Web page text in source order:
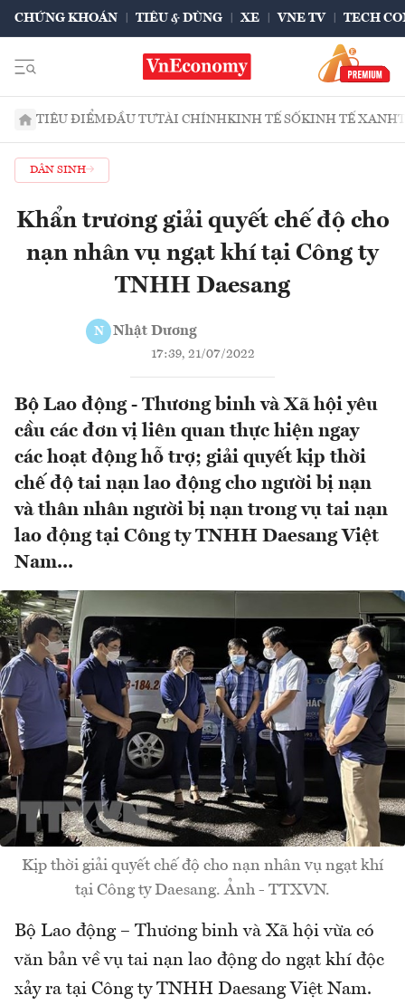
CHỨNG KHOÁN TIÊU & DÙNG XE VNE TV TECH
TIÊU ĐIỂMĐẦU TƯTÀI CHÍNHKINH TẾ SỐKINH TẾ XANH
DÂN SINH
Khẩn trương giải quyết chế độ cho
nạn nhân vụ ngạt khí tại Công ty
TNHH Daesang
N Nhật Dương
17:39, 21/07/2022
Bộ Lao động - Thương binh và Xã hội yêu
cầu các đơn vị liên quan thực hiện ngay
các hoạt động hỗ trợ; giải quyết kịp thời
chế độ tai nạn lao động cho người bị nạn
và thân nhân người bị nạn trong vụ tai nạn
lao động tại Công ty TNHH Daesang Việt
Nam...
Kịp thời giải quyết chế độ cho nạn nhân vụ ngạt khí
tại Công ty Daesang. Ảnh - TTXVN.
Bộ Lao động – Thương binh và Xã hội vừa có
văn bản về vụ tai nạn lao động do ngạt khí độc
xảy ra tại Công ty TNHH Daesang Việt Nam.